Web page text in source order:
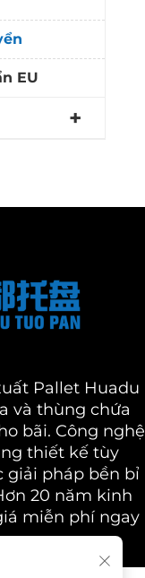
EU
Pallet Huadu
và thùng chứa
bãi. Công nghệ
thiết kế tùy
giải pháp bền bỉ
20 năm kinh
miễn phí ngay